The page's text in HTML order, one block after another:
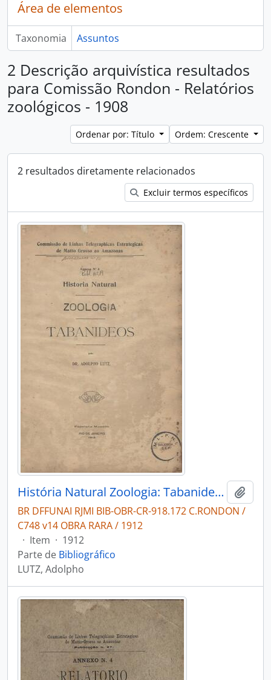
Área de elementos
Taxonomia Assuntos
2 Descrição arquivística resultados
para Comissão Rondon - Relatórios
zoológicos - 1908
Ordenar por: Título Ordem: Crescente
2 resultados diretamente relacionados
Excluir termos específicos
História Natural Zoologia: Tabanideos.
BR DFFUNAI RJMI BIB-OBR-CR-918.172 C.RONDON /
C748 v14 OBRA RARA / 1912
· Item · 1912
Parte de Bibliográfico
LUTZ, Adolpho